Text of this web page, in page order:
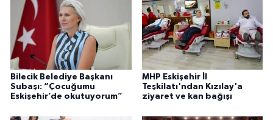
Bilecik Belediye Başkanı
Subaşı: “Çocuğumu
Eskişehir’de okutuyorum”
MHP Eskişehir İl
Teşkilatı'ndan Kızılay'a
ziyaret ve kan bağışı